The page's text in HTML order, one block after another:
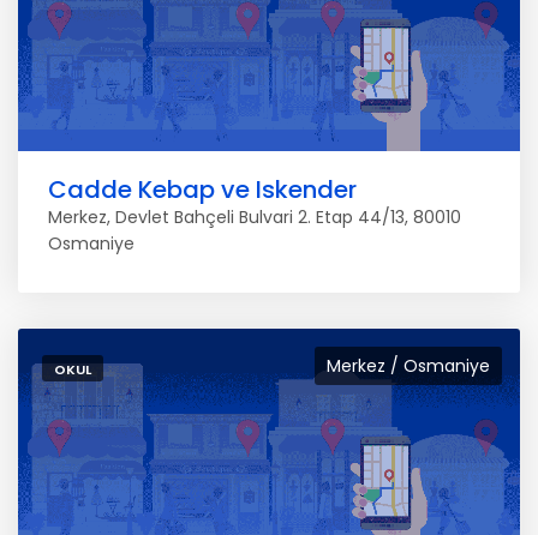
Cadde Kebap ve Iskender
Merkez, Devlet Bahçeli Bulvari 2. Etap 44/13, 80010
Osmaniye
Merkez / Osmaniye
OKUL